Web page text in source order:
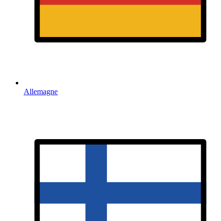
Allemagne